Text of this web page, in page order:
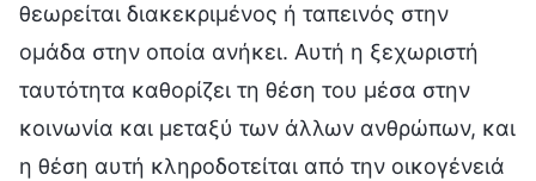
θεωρείται διακεκριμένος ή ταπεινός στην
ομάδα στην οποία ανήκει. Αυτή η ξεχωριστή
ταυτότητα καθορίζει τη θέση του μέσα στην
κοινωνία και μεταξύ των άλλων ανθρώπων, και
η θέση αυτή κληροδοτείται από την οικογένειά